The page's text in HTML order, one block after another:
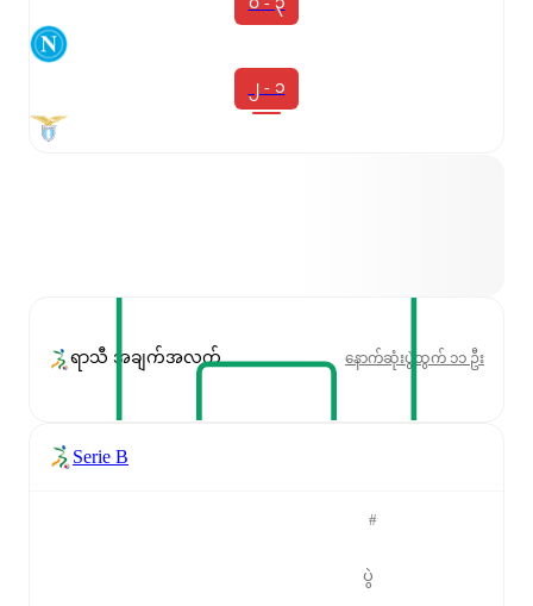
၂ - ၁
ရာသီ အချက်အလက် နောက်ဆုံးပွဲထွက် ၁၁ ဦး
Serie B
#
ပွဲ